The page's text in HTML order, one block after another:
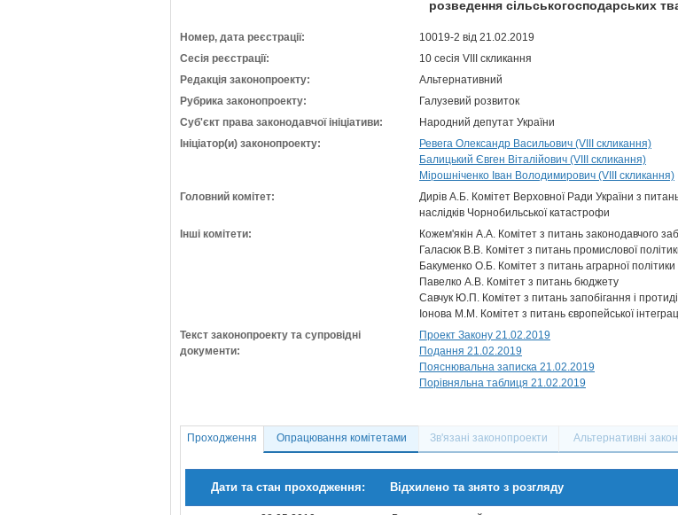
розведення сільськогосподарських
Номер, дата реєстрації:
10019-2 від 21.02.2019
Сесія реєстрації:
10 сесія VIII скликання
Редакція законопроекту:
Альтернативний
Рубрика законопроекту:
Галузевий розвиток
Суб'єкт права законодавчої ініціативи:
Народний депутат України
Ініціатор(и) законопроекту:
Ревега Олександр Васильович (VIII скликання)
Балицький Євген Віталійович (VIII скликання)
Мірошніченко Іван Володимирович (VIII скликання)
Головний комітет:
Дирів А.Б. Комітет Верховної Ради України з
наслідків Чорнобильської катастрофи
Інші комітети:
Кожем'якін А.А. Комітет з питань законодавчого
Галасюк В.В. Комітет з питань промислової
Бакуменко О.Б. Комітет з питань аграрної
Павелко А.В. Комітет з питань бюджету
Савчук Ю.П. Комітет з питань запобігання і
Іонова М.М. Комітет з питань європейської
Текст законопроекту та супровідні
документи:
Проект Закону 21.02.2019
Подання 21.02.2019
Пояснювальна записка 21.02.2019
Порівняльна таблиця 21.02.2019
Проходження Опрацювання комітетами Зв'язані законопроекти Альтернативні
Дати та стан проходження: Відхилено та знято з розгляду